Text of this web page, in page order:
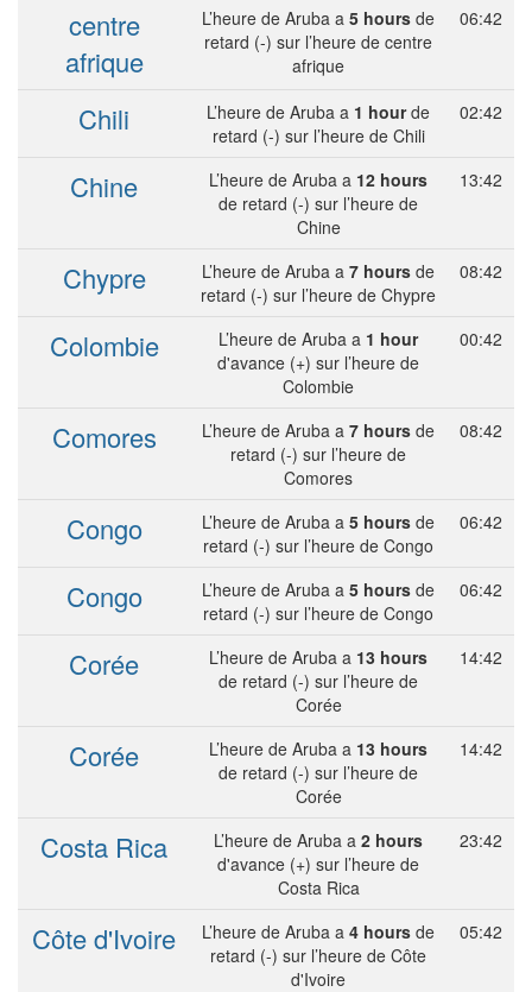
centre
afrique
L’heure de Aruba a 5 hours de
retard (-) sur l’heure de centre
afrique
06:42
Chili L’heure de Aruba a 1 hourde
retard (-) sur l’heure de Chili
02:42
Chine L’heure de Aruba a 12 hours
de retard (-) sur l’heure de
Chine
13:42
Chypre L’heure de Aruba a 7 hours de
retard (-) sur l’heure de Chypre
08:42
Colombie L’heure de Aruba a 1 hour
d'avance (+) sur l’heure de
Colombie
00:42
Comores L’heure de Aruba a 7 hours de
retard (-) sur l’heure de
Comores
08:42
Congo L’heure de Aruba a 5 hours de
retard (-) sur l’heure de Congo
06:42
Congo L’heure de Aruba a 5 hours de
retard (-) sur l’heure de Congo
06:42
Corée L’heure de Aruba a 13 hours
de retard (-) sur l’heure de
Corée
14:42
Corée L’heure de Aruba a 13 hours
de retard (-) sur l’heure de
Corée
14:42
Costa Rica L’heure de Aruba a 2 hours
d'avance (+) sur l’heure de
Costa Rica
23:42
Côte d'Ivoire L’heure de Aruba a 4 hours de
retard (-) sur l’heure de Côte
d'Ivoire
05:42